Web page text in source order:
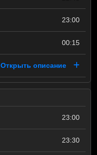
23:00
00:15
Открыть описание
23:00
23:30